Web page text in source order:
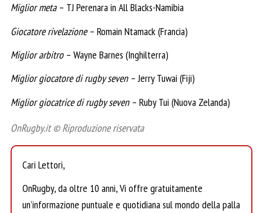
Miglior meta– TJ Perenara in All Blacks-Namibia
Giocatore rivelazione– Romain Ntamack (Francia)
Miglior arbitro– Wayne Barnes (Inghilterra)
Miglior giocatore di rugby seven – Jerry Tuwai (Fiji)
Miglior giocatrice di rugby seven – Ruby Tui (Nuova Zelanda)
OnRugby.it © Riproduzione riservata
Cari Lettori,
OnRugby, da oltre 10 anni, Vi offre gratuitamente
un’informazione puntuale e quotidiana sul mondo della palla